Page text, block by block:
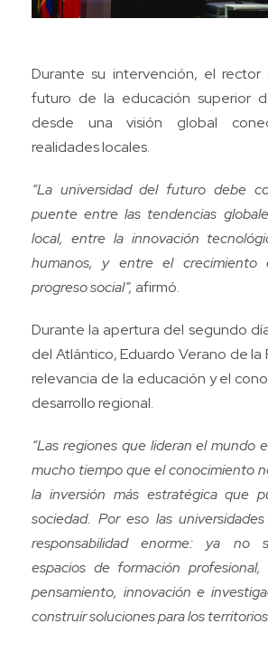
Durante su intervención, el
futuro de la educación superior
desde una visión global
realidades locales.
“La universidad del futuro debe
puente entre las tendencias
local, entre la innovación
humanos, y entre el crecimiento
progreso social”, afirmó.
Durante la apertura del segundo
del Atlántico, Eduardo Verano de la
relevancia de la educación y el
desarrollo regional.
“Las regiones que lideran el mundo
mucho tiempo que el conocimiento
la inversión más estratégica que
sociedad. Por eso las
responsabilidad enorme: ya no
espacios de formación
pensamiento, innovación e
construir soluciones para los